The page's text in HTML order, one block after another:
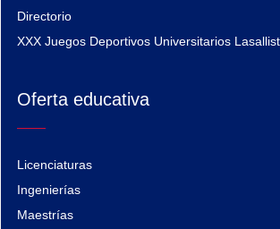
Directorio
XXX Juegos Deportivos Universitarios
Oferta educativa
Licenciaturas
Ingenierías
Maestrías